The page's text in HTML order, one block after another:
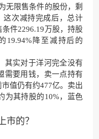
无限售条件的股份，剩
这次减持完成后，总计
件2296.19万股，持股
19.94%降至减持后的
其实对于洋河完全没有
需要用钱，卖一点持有
值仍有约477亿。卖出
为其持股的10%，蓝色
市的？